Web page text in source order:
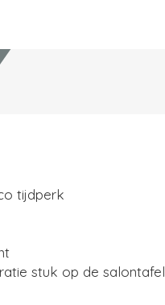
tijdperk
stuk op de salontafel